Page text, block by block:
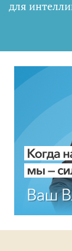
для